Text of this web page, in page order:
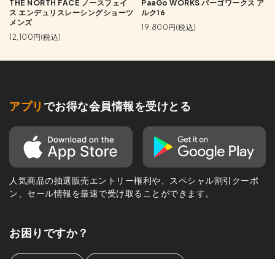
THE NORTH FACE ノースフェイ
ス エンデュリスレーシングショーツ
メンズ
12,100円(税込)
PaaGo WORKS パーゴワークス ア
ルク16
19,800円(税込)
アプリ でお得な会員情報を受けとる
人気商品の抽選販売エントリー権利や、スペシャル割引クーポ
ン、セール情報を最速で受け取ることができます。
お困りですか？